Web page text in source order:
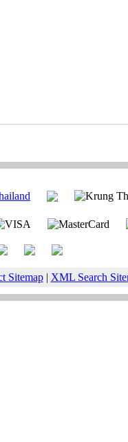
Sitemap| XML Search